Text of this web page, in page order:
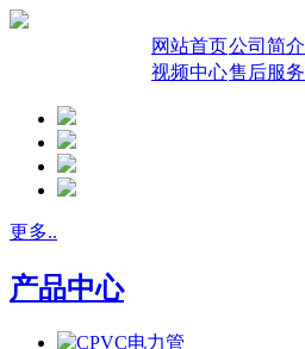
网站首页公司简介
视频中心售后服务
更多..
产品中心